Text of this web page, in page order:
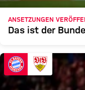
ANSETZUNGEN
Das ist der